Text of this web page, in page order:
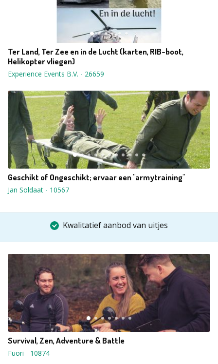
Ter Land, Ter Zee en in de Lucht (karten, RIB-boot,
Helikopter vliegen)
Experience Events B.V. - 26659
Geschikt of Ongeschikt; ervaar een "armytraining"
Jan Soldaat - 10567
Kwalitatief aanbod van uitjes
Survival, Zen, Adventure & Battle
Fuori - 10874